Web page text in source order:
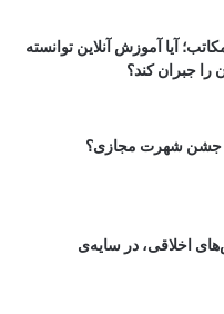
آیا آموزش آنلاین توانسته
را جبران کند؟
جشن شهرت مجازی؟
اخلاقی، در سایه‌ی